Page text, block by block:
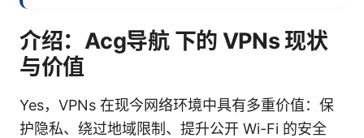
介绍：Acg导航 下的 VPNs 现状
与价值
Yes，VPNs 在现今网络环境中具有多重价值：保
护隐私、绕过地域限制、提升公开 Wi-Fi 的安全